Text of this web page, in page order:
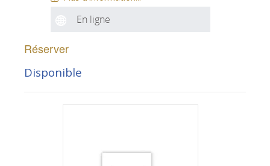
En ligne
Réserver
Disponible